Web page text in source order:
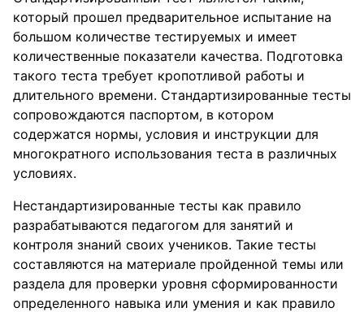
который прошел предварительное испытание на
большом количестве тестируемых и имеет
количественные показатели качества. Подготовка
такого теста требует кропотливой работы и
длительного времени. Стандартизированные тесты
сопровождаются паспортом, в котором
содержатся нормы, условия и инструкции для
многократного использования теста в различных
условиях.
Нестандартизированные тесты как правило
разрабатываются педагогом для занятий и
контроля знаний своих учеников. Такие тесты
составляются на материале пройденной темы или
раздела для проверки уровня сформированности
определенного навыка или умения и как правило